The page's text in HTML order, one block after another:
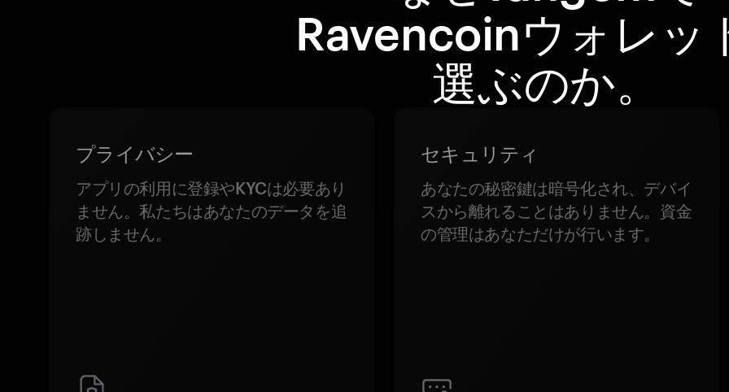
Ravencoinウォレッ
選ぶのか。
プライバシー
アプリの利用に登録やKYCは必要あり
ません。私たちはあなたのデータを追
跡しません。
セキュリティ
あなたの秘密鍵は暗号化され、デバイ
スから離れることはありません。資金
の管理はあなただけが行います。